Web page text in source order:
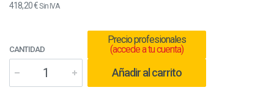
418,20 €Sin IVA
CANTIDAD
Precio profesionales
(accede a tu cuenta)
Añadir al carrito